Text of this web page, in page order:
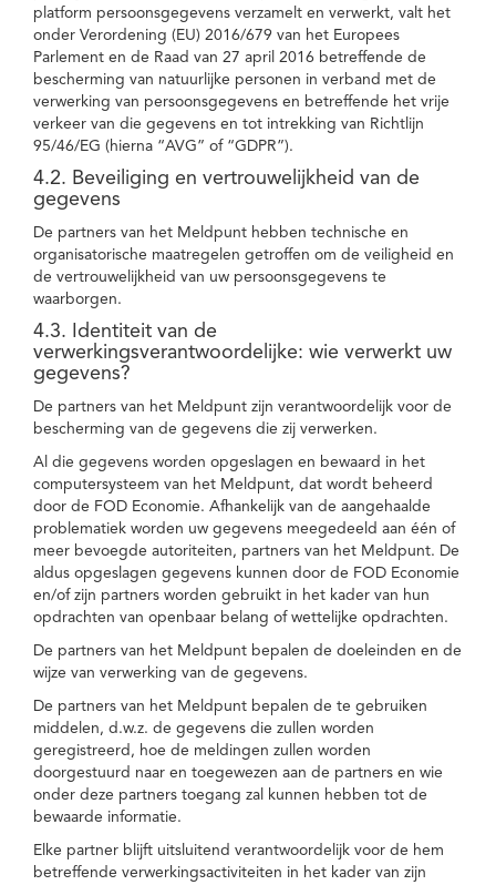
platform persoonsgegevens verzamelt en verwerkt, valt het
onder Verordening (EU) 2016/679 van het Europees
Parlement en de Raad van 27 april 2016 betreffende de
bescherming van natuurlijke personen in verband met de
verwerking van persoonsgegevens en betreffende het vrije
verkeer van die gegevens en tot intrekking van Richtlijn
95/46/EG (hierna “AVG” of “GDPR”).
4.2. Beveiliging en vertrouwelijkheid van de
gegevens
De partners van het Meldpunt hebben technische en
organisatorische maatregelen getroffen om de veiligheid en
de vertrouwelijkheid van uw persoonsgegevens te
waarborgen.
4.3. Identiteit van de
verwerkingsverantwoordelijke: wie verwerkt uw
gegevens?
De partners van het Meldpunt zijn verantwoordelijk voor de
bescherming van de gegevens die zij verwerken.
Al die gegevens worden opgeslagen en bewaard in het
computersysteem van het Meldpunt, dat wordt beheerd
door de FOD Economie. Afhankelijk van de aangehaalde
problematiek worden uw gegevens meegedeeld aan één of
meer bevoegde autoriteiten, partners van het Meldpunt. De
aldus opgeslagen gegevens kunnen door de FOD Economie
en/of zijn partners worden gebruikt in het kader van hun
opdrachten van openbaar belang of wettelijke opdrachten.
De partners van het Meldpunt bepalen de doeleinden en de
wijze van verwerking van de gegevens.
De partners van het Meldpunt bepalen de te gebruiken
middelen, d.w.z. de gegevens die zullen worden
geregistreerd, hoe de meldingen zullen worden
doorgestuurd naar en toegewezen aan de partners en wie
onder deze partners toegang zal kunnen hebben tot de
bewaarde informatie.
Elke partner blijft uitsluitend verantwoordelijk voor de hem
betreffende verwerkingsactiviteiten in het kader van zijn